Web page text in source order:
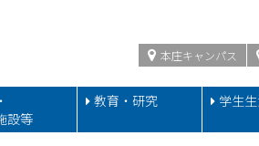
本庄キャンパス
設等
教育・研究 学生